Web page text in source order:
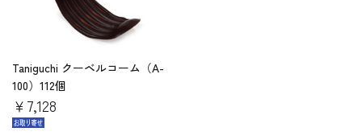
Taniguchi クーベルコーム（A-
100）112個
￥7,128